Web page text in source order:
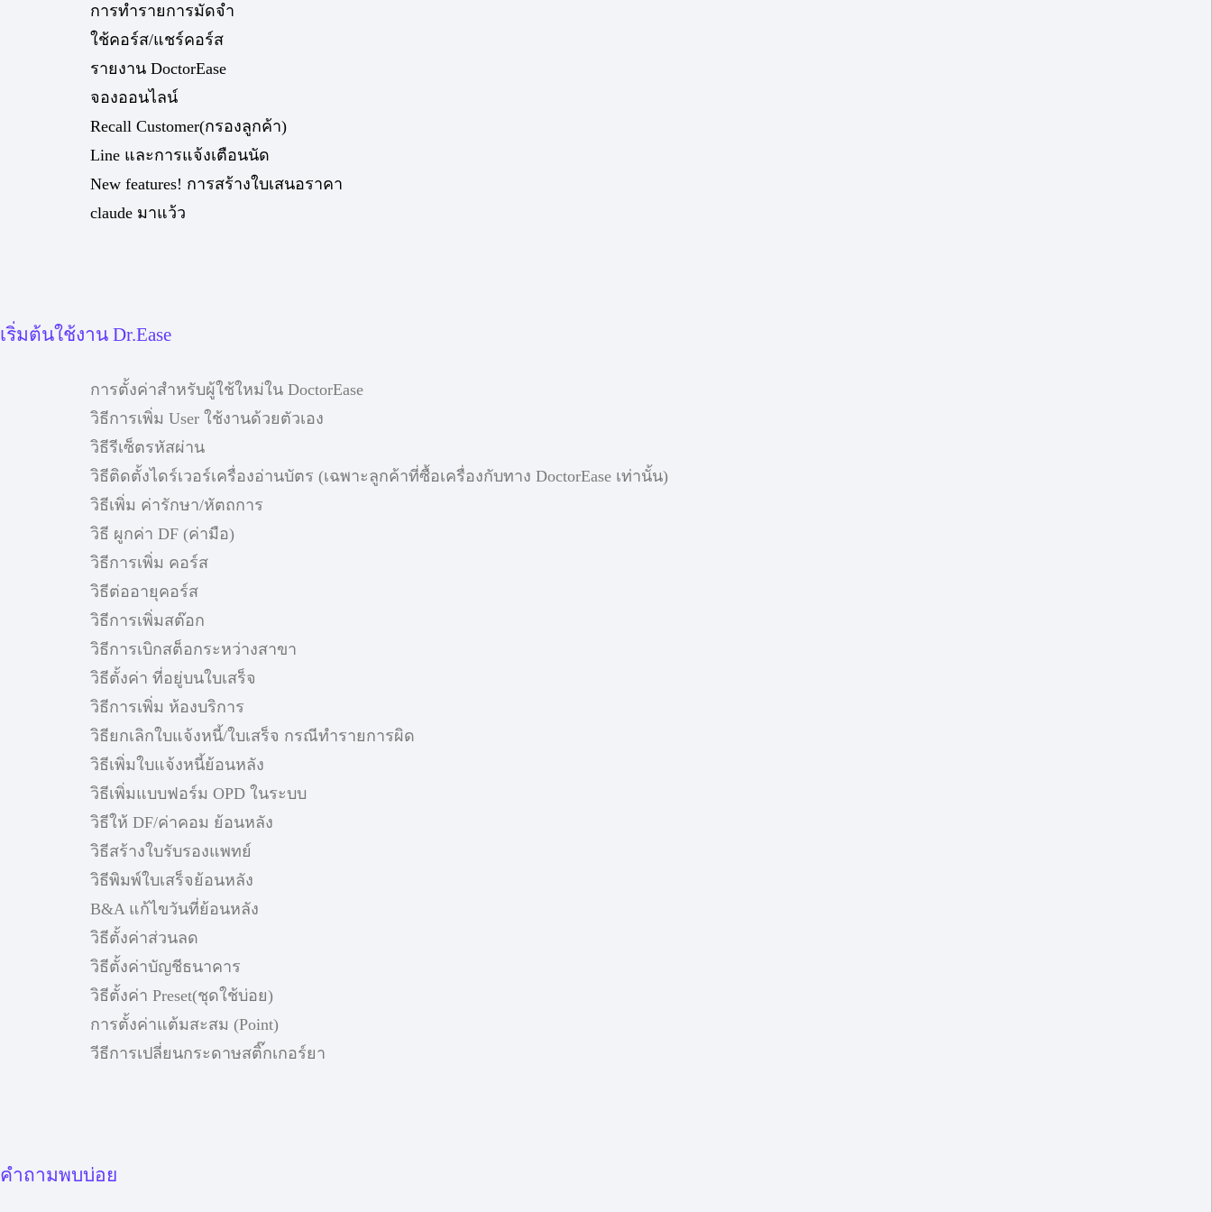
การทำรายการมัดจำ
ใช้คอร์ส/แชร์คอร์ส
รายงาน DoctorEase
จองออนไลน์
Recall Customer(กรองลูกค้า)
Line และการแจ้งเตือนนัด
New features! การสร้างใบเสนอราคา
claude มาแว้ว
เริ่มต้นใช้งาน Dr.Ease
การตั้งค่าสำหรับผู้ใช้ใหม่ใน DoctorEase
วิธีการเพิ่ม User ใช้งานด้วยตัวเอง
วิธีรีเซ็ตรหัสผ่าน
วิธีติดตั้งไดร์เวอร์เครื่องอ่านบัตร (เฉพาะลูกค้าที่ซื้อเครื่องกับทาง DoctorEase เท่านั้น)
วิธีเพิ่ม ค่ารักษา/หัตถการ
วิธี ผูกค่า DF (ค่ามือ)
วิธีการเพิ่ม คอร์ส
วิธีต่ออายุคอร์ส
วิธีการเพิ่มสต๊อก
วิธีการเบิกสต็อกระหว่างสาขา
วิธีตั้งค่า ที่อยู่บนใบเสร็จ
วิธีการเพิ่ม ห้องบริการ
วิธียกเลิกใบแจ้งหนี้/ใบเสร็จ กรณีทำรายการผิด
วิธีเพิ่มใบแจ้งหนี้ย้อนหลัง
วิธีเพิ่มแบบฟอร์ม OPD ในระบบ
วิธีให้ DF/ค่าคอม ย้อนหลัง
วิธีสร้างใบรับรองแพทย์
วิธีพิมพ์ใบเสร็จย้อนหลัง
B&A แก้ไขวันที่ย้อนหลัง
วิธีตั้งค่าส่วนลด
วิธีตั้งค่าบัญชีธนาคาร
วิธีตั้งค่า Preset(ชุดใช้บ่อย)
การตั้งค่าแต้มสะสม (Point)
วีธีการเปลี่ยนกระดาษสติ๊กเกอร์ยา
คำถามพบบ่อย